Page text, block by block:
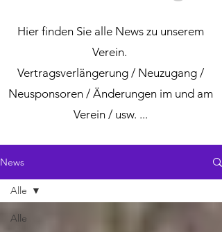
Hier finden Sie alle News zu unserem
Verein.
Vertragsverlängerung / Neuzugang /
Neusponsoren / Änderungen im und am
Verein / usw. ...
News
Alle
Alle